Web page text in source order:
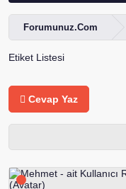
Forumunuz.Com
Etiket Listesi
Cevap Yaz